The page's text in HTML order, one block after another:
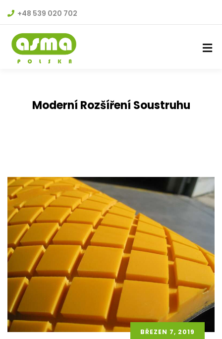
+48 539 020 702
Moderní Rozšíření Soustruhu
BŘEZEN 7, 2019